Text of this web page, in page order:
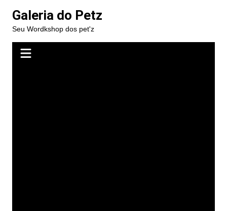
para
conteúdo
Galeria do Petz
Seu Wordkshop dos pet'z